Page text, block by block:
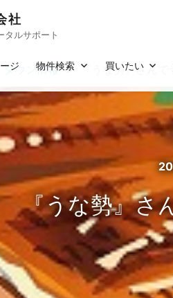
社
タルサポート
ジ 物件検索 買いたい
タウン情報 『うな勢』さんで
『うな勢』さ